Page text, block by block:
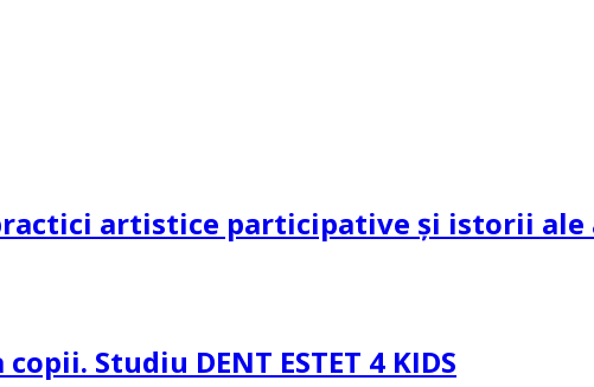
artistice participative și istorii
Studiu DENT ESTET 4 KIDS